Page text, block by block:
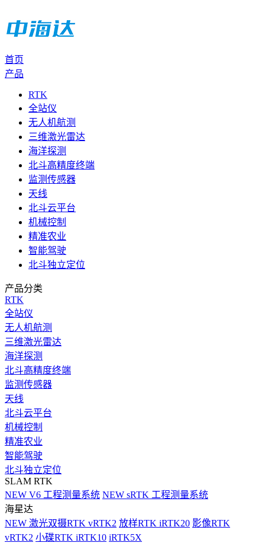
首页
产品
RTK
全站仪
无人机航测
三维激光雷达
海洋探测
北斗高精度终端
监测传感器
天线
北斗云平台
机械控制
精准农业
智能驾驶
北斗独立定位
产品分类
RTK
全站仪
无人机航测
三维激光雷达
海洋探测
北斗高精度终端
监测传感器
天线
北斗云平台
机械控制
精准农业
智能驾驶
北斗独立定位
SLAM RTK
NEW V6 工程测量系统 NEW sRTK 工程测量系统
海星达
NEW 激光双摄RTK vRTK2 放样RTK iRTK20 影像RTK
vRTK2 小碟RTK iRTK10 iRTK5X